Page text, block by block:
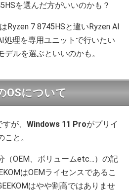
を選んだ方がいいのかも？
Ryzen 7 8745HSと違いRyzen AI
処理を専用ユニットで行いたい
ルを選ぶといいのかも。
OSについて
すが、Windows 11 Proがプリイ
と。
（OEM、ボリュームetc…）の記
はOEMライセンスであるこ
はやや割高ではありませ